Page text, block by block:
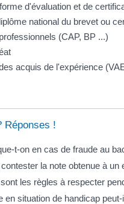
d'évaluation et de
national du brevet ou
(CAP, BP ...)
acquis de l'expérience
Réponses !
t-on en cas de fraude au
la note obtenue à un
les règles à respecter
en situation de handicap